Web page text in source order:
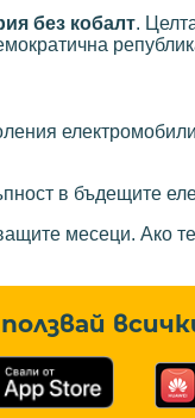
без кобалт.
в бъдещите
месеци. Ако